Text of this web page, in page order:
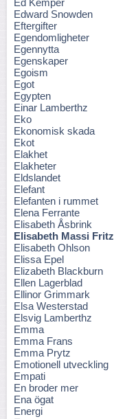
Ed Kemper
Edward Snowden
Eftergifter
Egendomligheter
Egennytta
Egenskaper
Egoism
Egot
Egypten
Einar Lamberthz
Eko
Ekonomisk skada
Ekot
Elakhet
Elakheter
Eldslandet
Elefant
Elefanten i rummet
Elena Ferrante
Elisabeth Åsbrink
Elisabeth Massi Fritz
Elisabeth Ohlson
Elissa Epel
Elizabeth Blackburn
Ellen Lagerblad
Ellinor Grimmark
Elsa Westerstad
Elsvig Lamberthz
Emma
Emma Frans
Emma Prytz
Emotionell utveckling
Empati
En broder mer
Ena ögat
Energi